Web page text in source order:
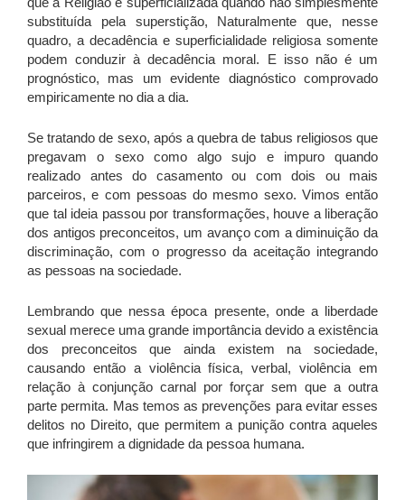
substituída pela superstição, Naturalmente que, nesse
quadro, a decadência e superficialidade religiosa somente
podem conduzir à decadência moral. E isso não é um
prognóstico, mas um evidente diagnóstico comprovado
empiricamente no dia a dia.
Se tratando de sexo, após a quebra de tabus religiosos que
pregavam o sexo como algo sujo e impuro quando
realizado antes do casamento ou com dois ou mais
parceiros, e com pessoas do mesmo sexo. Vimos então
que tal ideia passou por transformações, houve a liberação
dos antigos preconceitos, um avanço com a diminuição da
discriminação, com o progresso da aceitação integrando
as pessoas na sociedade.
Lembrando que nessa época presente, onde a liberdade
sexual merece uma grande importância devido a existência
dos preconceitos que ainda existem na sociedade,
causando então a violência física, verbal, violência em
relação à conjunção carnal por forçar sem que a outra
parte permita. Mas temos as prevenções para evitar esses
delitos no Direito, que permitem a punição contra aqueles
que infringirem a dignidade da pessoa humana.